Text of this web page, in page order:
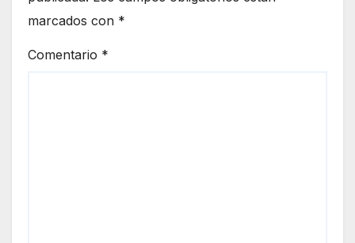
marcados con *
Comentario *